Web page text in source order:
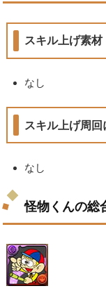
スキル上げ素材
なし
スキル上げ周
なし
怪物くんの総